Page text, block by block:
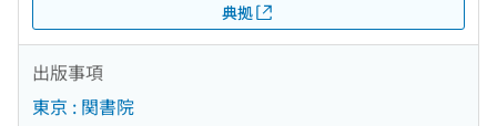
典拠
出版事項
東京 : 関書院